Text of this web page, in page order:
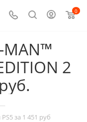
0
MAN™
2
за 1 451 руб